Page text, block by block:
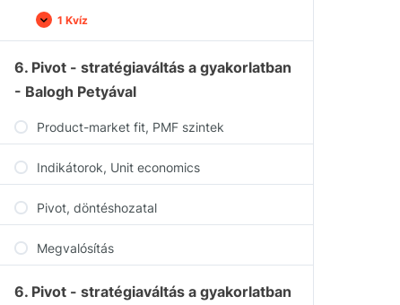
1 Kvíz
6. Pivot - stratégiaváltás a gyakorlatban
- Balogh Petyával
Product-market fit, PMF szintek
Indikátorok, Unit economics
Pivot, döntéshozatal
Megvalósítás
6. Pivot - stratégiaváltás a gyakorlatban